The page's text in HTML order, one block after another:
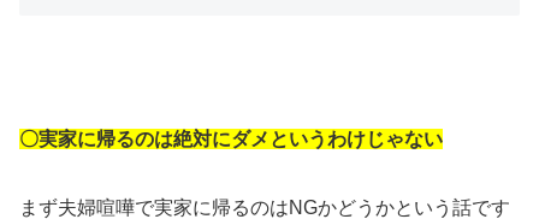
〇実家に帰るのは絶対にダメというわけじゃない
まず夫婦喧嘩で実家に帰るのはNGかどうかという話です